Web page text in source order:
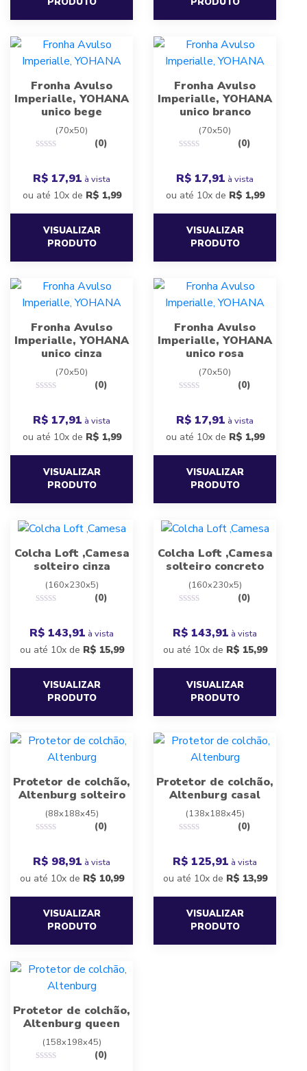
Fronha Avulso
Imperialle, YOHANA
unico bege
(70x50)
(0)
R$ 17,91 à vista
ou até 10x de R$ 1,99
VISUALIZAR
PRODUTO
Fronha Avulso
Imperialle, YOHANA
unico branco
(70x50)
(0)
R$ 17,91 à vista
ou até 10x de R$ 1,99
VISUALIZAR
PRODUTO
Fronha Avulso
Imperialle, YOHANA
unico cinza
(70x50)
(0)
R$ 17,91 à vista
ou até 10x de R$ 1,99
VISUALIZAR
PRODUTO
Fronha Avulso
Imperialle, YOHANA
unico rosa
(70x50)
(0)
R$ 17,91 à vista
ou até 10x de R$ 1,99
VISUALIZAR
PRODUTO
Colcha Loft ,Camesa
solteiro cinza
(160x230x5)
(0)
R$ 143,91 à vista
ou até 10x de R$ 15,99
VISUALIZAR
PRODUTO
Colcha Loft ,Camesa
solteiro concreto
(160x230x5)
(0)
R$ 143,91 à vista
ou até 10x de R$ 15,99
VISUALIZAR
PRODUTO
Protetor de colchão,
Altenburg solteiro
(88x188x45)
(0)
R$ 98,91 à vista
ou até 10x de R$ 10,99
VISUALIZAR
PRODUTO
Protetor de colchão,
Altenburg casal
(138x188x45)
(0)
R$ 125,91 à vista
ou até 10x de R$ 13,99
VISUALIZAR
PRODUTO
Protetor de colchão,
Altenburg queen
(158x198x45)
(0)